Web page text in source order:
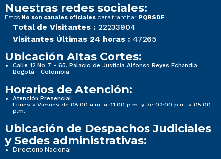
Nuestras redes sociales:
Estos No son canales oficiales para tramitar PQRSDF
Total de Visitantes : 22233904
Visitantes Últimas 24 horas : 47265
Ubicación Altas Cortes:
Calle 12 No 7 - 65, Palacio de Justicia Alfonso Reyes Echandía
Bogotá - Colombia
Horarios de Atención:
Atención Presencial:
Lunes a Viernes de 08:00 a.m. a 01:00 p.m. y de 02:00 p.m. a 05:00
p.m.
Ubicación de Despachos Judiciales
y Sedes administrativas:
Directorio Nacional